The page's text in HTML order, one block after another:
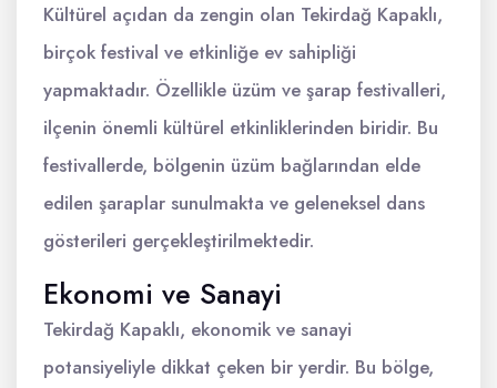
Kültürel açıdan da zengin olan Tekirdağ Kapaklı,
birçok festival ve etkinliğe ev sahipliği
yapmaktadır. Özellikle üzüm ve şarap festivalleri,
ilçenin önemli kültürel etkinliklerinden biridir. Bu
festivallerde, bölgenin üzüm bağlarından elde
edilen şaraplar sunulmakta ve geleneksel dans
gösterileri gerçekleştirilmektedir.
Ekonomi ve Sanayi
Tekirdağ Kapaklı, ekonomik ve sanayi
potansiyeliyle dikkat çeken bir yerdir. Bu bölge,